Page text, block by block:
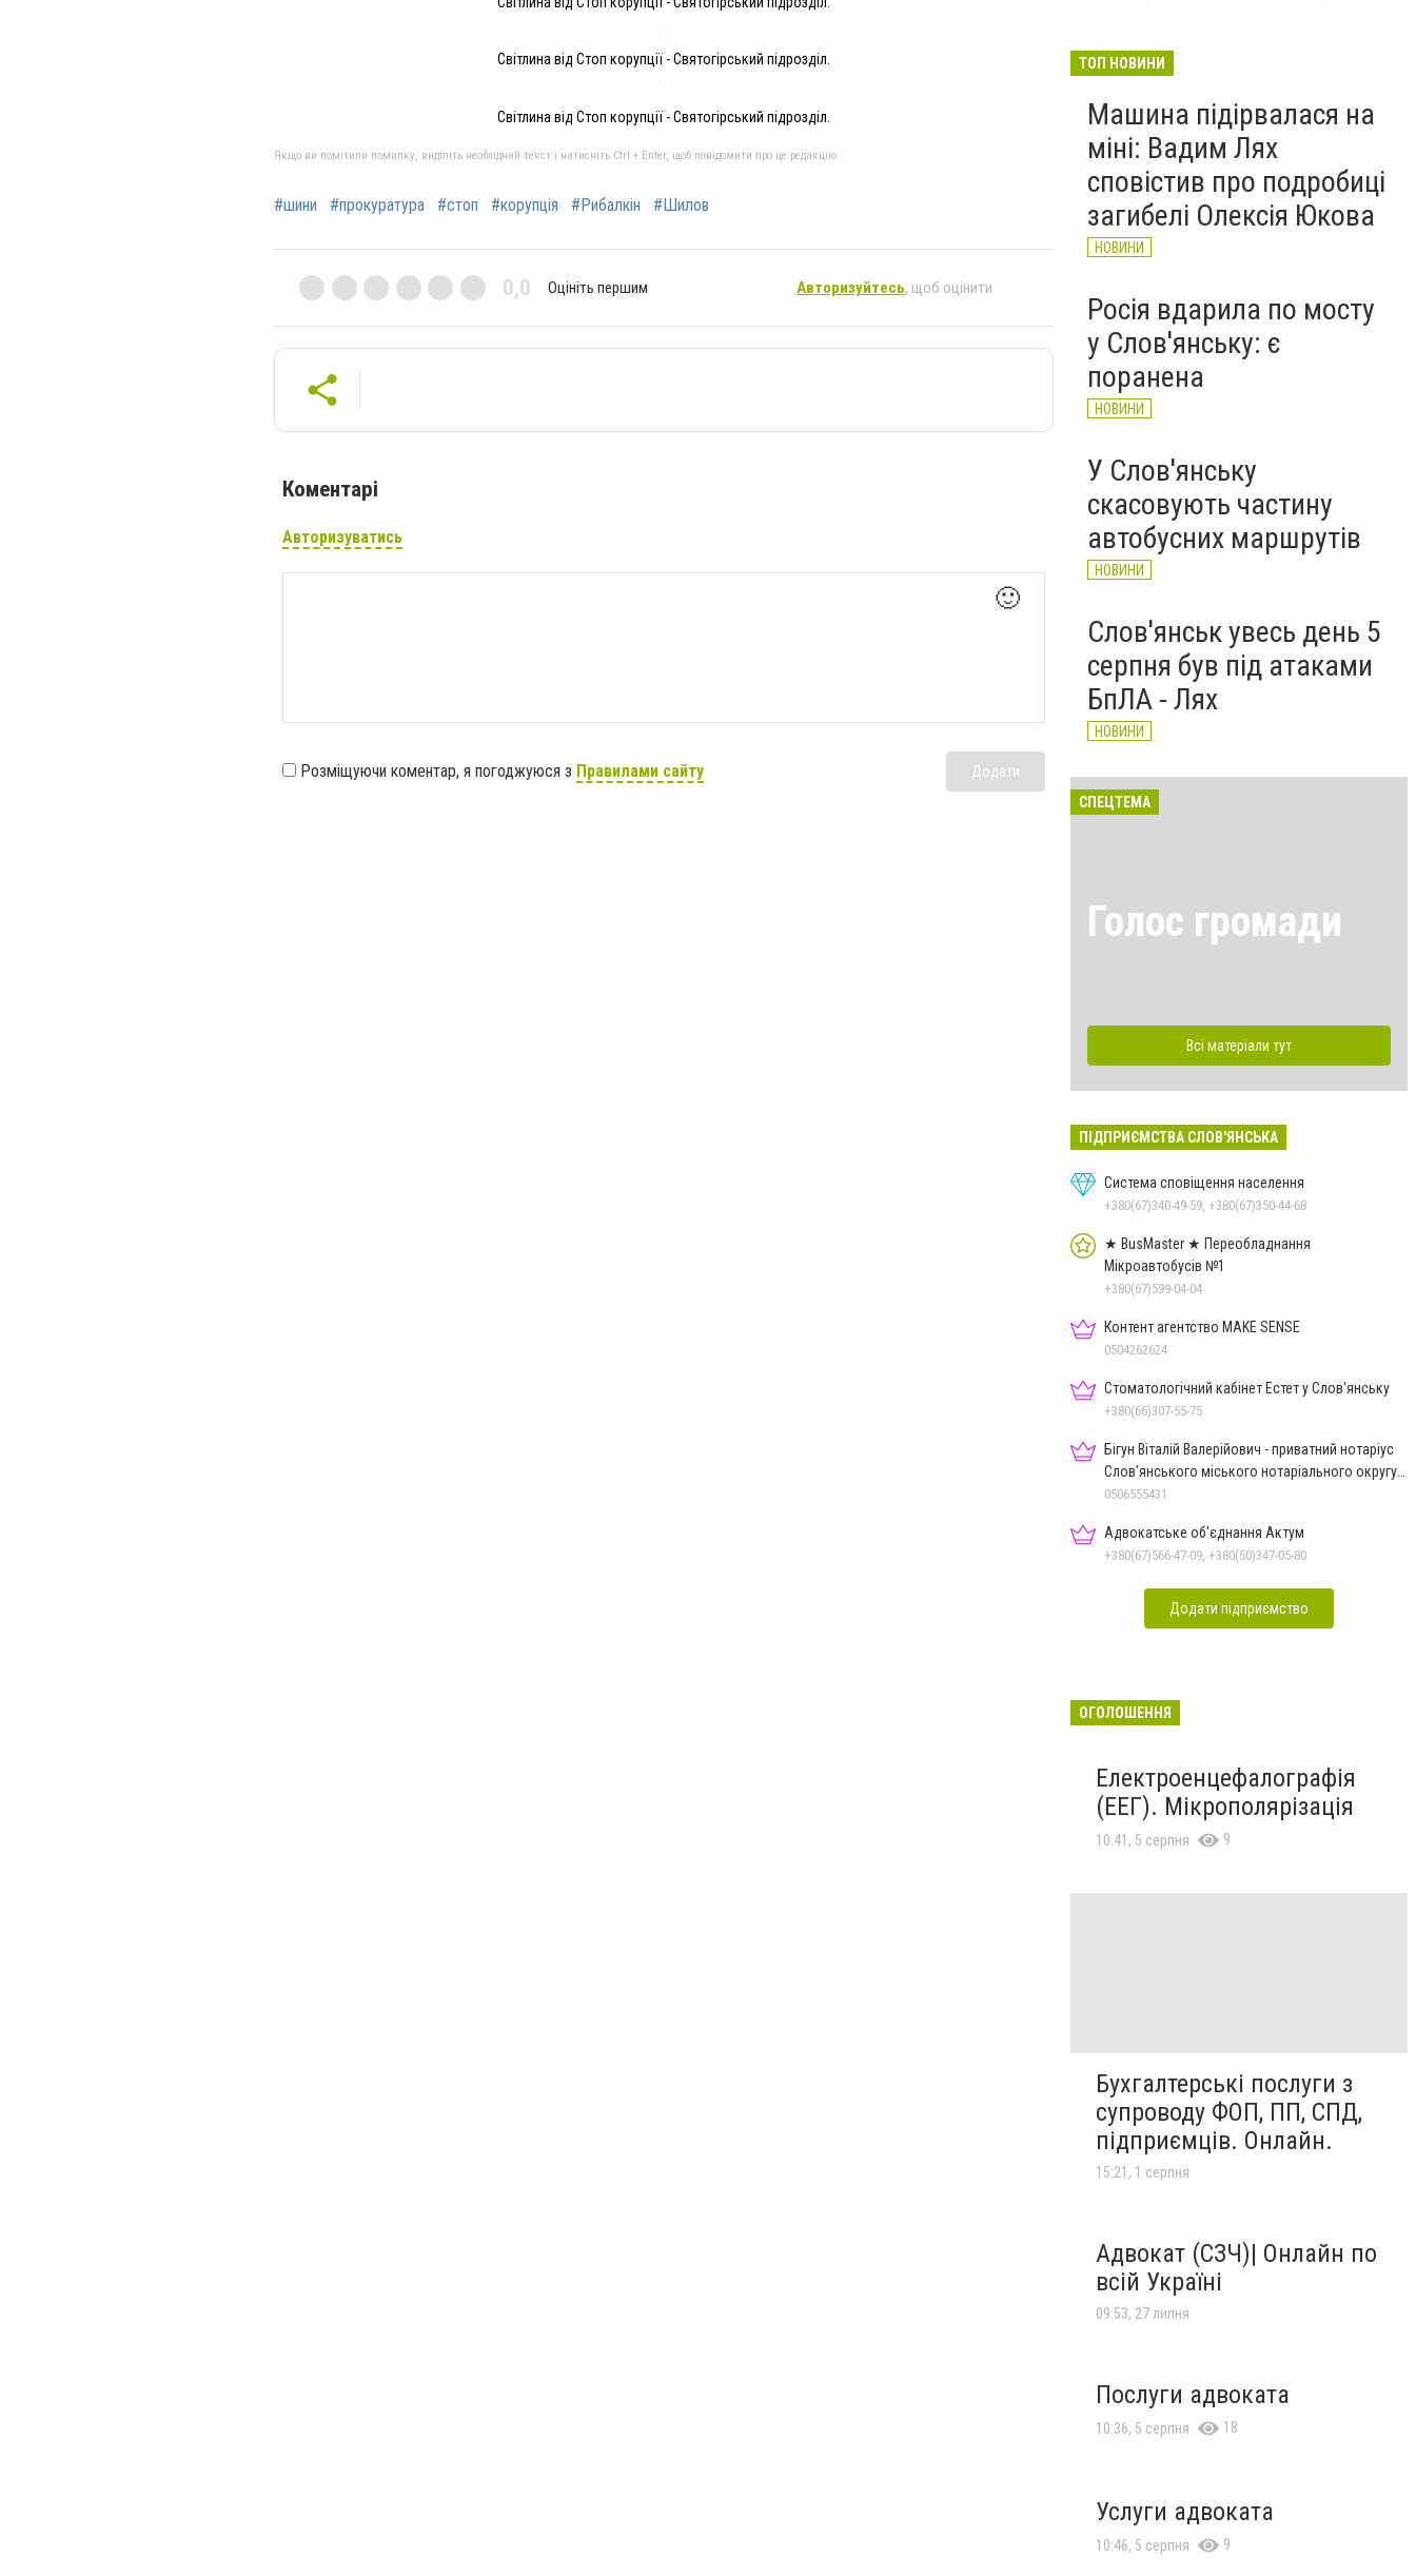
Світлина від Стоп корупції - Святогірський підрозділ.
Світлина від Стоп корупції - Святогірський підрозділ.
Якщо ви помітили помилку, виділіть необхідний текст і натисніть Ctrl + Enter, щоб повідомити про це редакцію
#шини #прокуратура #стоп #корупція #Рибалкін #Шилов
0,0 Оцініть першим Авторизуйтесь, щоб оцінити
Коментарі
Авторизуватись
🙂
Розміщуючи коментар, я погоджуюся з Правилами сайту Додати
НОВИНИ
ТОП НОВИНИ
Машина підірвалася на
міні: Вадим Лях
сповістив про подробиці
загибелі Олексія Юкова
НОВИНИ
Росія вдарила по мосту
у Слов'янську: є
поранена
НОВИНИ
У Слов'янську
скасовують частину
автобусних маршрутів
НОВИНИ
Слов'янськ увесь день 5
серпня був під атаками
БпЛА - Лях
НОВИНИ
СПЕЦТЕМА
Голос громади
Всі матеріали тут
ПІДПРИЄМСТВА СЛОВ'ЯНСЬКА
Система сповіщення населення
+380(67)340-49-59, +380(67)350-44-68
★ BusMaster ★ Переобладнання
Мікроавтобусів №1
+380(67)599-04-04
Контент агентство MAKE SENSE
0504262624
Стоматологічний кабінет Естет у Слов'янську
+380(66)307-55-75
Бігун Віталій Валерійович - приватний нотаріус
Слов'янського міського нотаріального округу
Дон.обл.
0506555431
Адвокатське об'єднання Актум
+380(67)566-47-09, +380(50)347-05-80
Додати підприємство
ОГОЛОШЕННЯ
Електроенцефалографія
(ЕЕГ). Мікрополярізація
10:41, 5 серпня 9
Бухгалтерські послуги з
супроводу ФОП, ПП, СПД,
підприємців. Онлайн.
15:21, 1 серпня
Адвокат (СЗЧ)| Онлайн по
всій Україні
09:53, 27 липня
Послуги адвоката
10:36, 5 серпня 18
Услуги адвоката
10:46, 5 серпня 9